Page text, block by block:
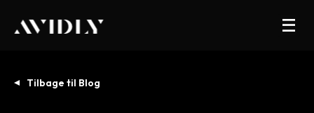
Tilbage til Blog